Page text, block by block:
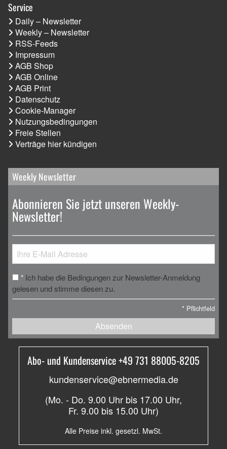
Service
Daily – Newsletter
Weekly – Newsletter
RSS-Feeds
Impressum
AGB Shop
AGB Online
AGB Print
Datenschutz
Cookie-Manager
Nutzungsbedingungen
Freie Stellen
Verträge hier kündigen
Weekly Newsletter
Abonnieren Sie jetzt unseren Weekly-
Newsletter!
* Ich habe die Bedingungen zur Newsletter-Anmeldung
gelesen und stimme diesen zu.
* Pflichtfeld
Absenden
Abo- und Kundenservice +49 731 88005-8205
kundenservice@ebnermedia.de
(Mo. - Do. 9.00 Uhr bis 17.00 Uhr,
Fr. 9.00 bis 15.00 Uhr)
Alle Preise inkl. gesetzl. MwSt.